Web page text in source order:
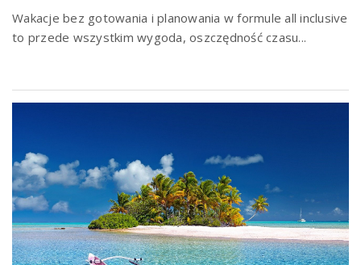
Wakacje bez gotowania i planowania w formule all inclusive
to przede wszystkim wygoda, oszczędność czasu...